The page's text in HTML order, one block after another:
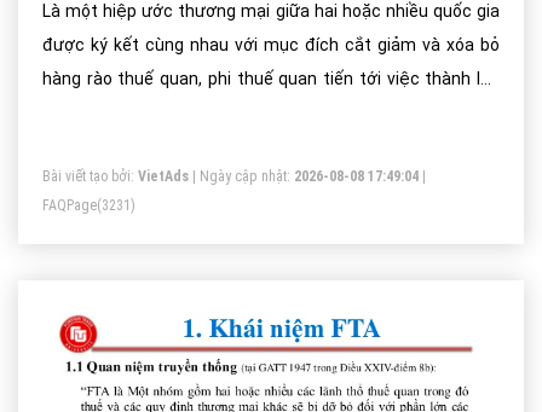
Là một hiệp ước thương mại giữa hai hoặc nhiều quốc gia
được ký kết cùng nhau với mục đích cắt giảm và xóa bỏ
hàng rào thuế quan, phi thuế quan tiến tới việc thành lập
Bài viết tạo bởi: VietAds | Ngày cập nhật: 2026-08-08 17:49:04
FAQPage(3231)